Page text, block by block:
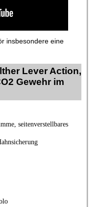
insbesondere eine
Lever Action,
Gewehr im
seitenverstellbares